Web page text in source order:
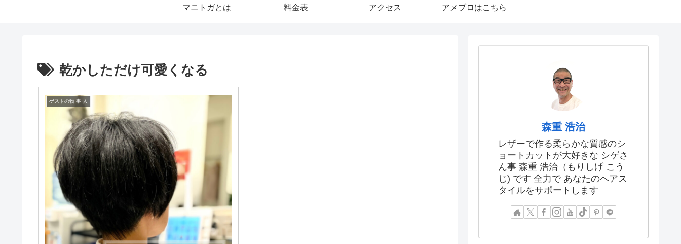
マニトガとは 料金表 アクセス アメブロはこちら
乾かしただけ可愛くなる
ゲストの物 事 人
森重 浩治
レザーで作る柔らかな質感のシ
ョートカットが大好きな シゲさ
ん事 森重 浩治（もりしげ こう
じ) です 全力で あなたのヘアス
タイルをサポートします